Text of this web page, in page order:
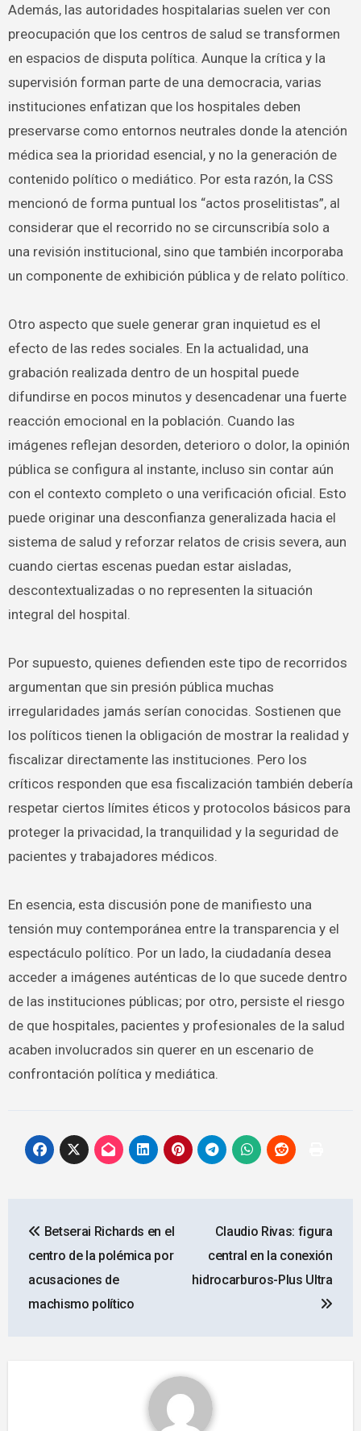
Además, las autoridades hospitalarias suelen ver con
preocupación que los centros de salud se transformen
en espacios de disputa política. Aunque la crítica y la
supervisión forman parte de una democracia, varias
instituciones enfatizan que los hospitales deben
preservarse como entornos neutrales donde la atención
médica sea la prioridad esencial, y no la generación de
contenido político o mediático. Por esta razón, la CSS
mencionó de forma puntual los “actos proselitistas”, al
considerar que el recorrido no se circunscribía solo a
una revisión institucional, sino que también incorporaba
un componente de exhibición pública y de relato político.
Otro aspecto que suele generar gran inquietud es el
efecto de las redes sociales. En la actualidad, una
grabación realizada dentro de un hospital puede
difundirse en pocos minutos y desencadenar una fuerte
reacción emocional en la población. Cuando las
imágenes reflejan desorden, deterioro o dolor, la opinión
pública se configura al instante, incluso sin contar aún
con el contexto completo o una verificación oficial. Esto
puede originar una desconfianza generalizada hacia el
sistema de salud y reforzar relatos de crisis severa, aun
cuando ciertas escenas puedan estar aisladas,
descontextualizadas o no representen la situación
integral del hospital.
Por supuesto, quienes defienden este tipo de recorridos
argumentan que sin presión pública muchas
irregularidades jamás serían conocidas. Sostienen que
los políticos tienen la obligación de mostrar la realidad y
fiscalizar directamente las instituciones. Pero los
críticos responden que esa fiscalización también debería
respetar ciertos límites éticos y protocolos básicos para
proteger la privacidad, la tranquilidad y la seguridad de
pacientes y trabajadores médicos.
En esencia, esta discusión pone de manifiesto una
tensión muy contemporánea entre la transparencia y el
espectáculo político. Por un lado, la ciudadanía desea
acceder a imágenes auténticas de lo que sucede dentro
de las instituciones públicas; por otro, persiste el riesgo
de que hospitales, pacientes y profesionales de la salud
acaben involucrados sin querer en un escenario de
confrontación política y mediática.
de
entradas
Betserai Richards en el
centro de la polémica por
acusaciones de
machismo político
Claudio Rivas: figura
central en la conexión
hidrocarburos-Plus Ultra